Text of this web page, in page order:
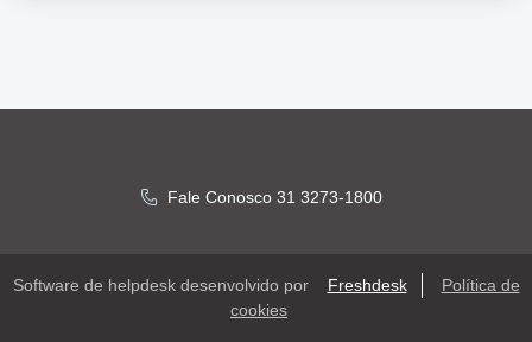
Fale Conosco 31 3273-1800
Software de helpdesk desenvolvido por Freshdesk
Política de
cookies